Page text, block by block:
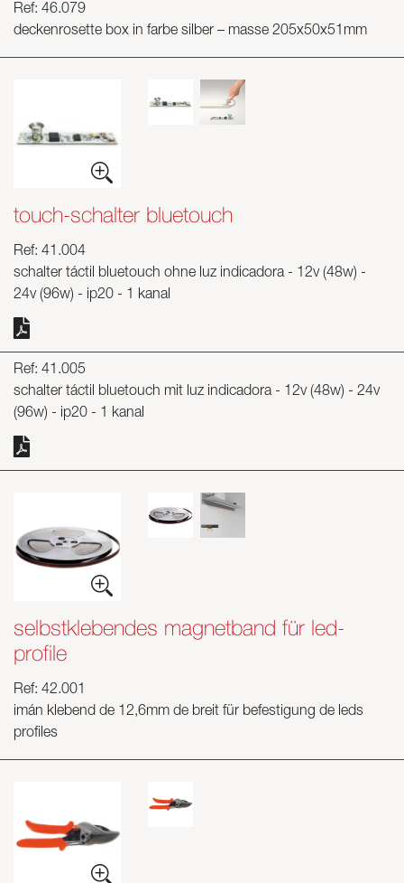
Ref: 46.079
deckenrosette box in farbe silber – masse 205x50x51mm
touch-schalter bluetouch
Ref: 41.004
schalter táctil bluetouch ohne luz indicadora - 12v (48w) -
24v (96w) - ip20 - 1 kanal
Ref: 41.005
schalter táctil bluetouch mit luz indicadora - 12v (48w) - 24v
(96w) - ip20 - 1 kanal
selbstklebendes magnetband für led-
profile
Ref: 42.001
imán klebend de 12,6mm de breit für befestigung de leds
profiles